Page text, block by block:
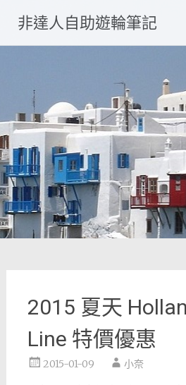
content
非達人自助遊輪筆記
2015 夏天
Line 特價優惠
2015-01-09 小奈